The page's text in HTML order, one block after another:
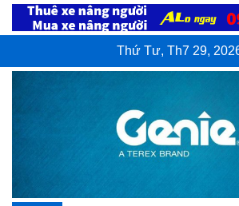
Skip
Thứ Tư, Th7 29,